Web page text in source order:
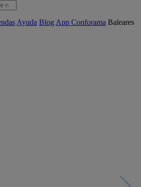
Ayuda Blog App Conforama Baleares